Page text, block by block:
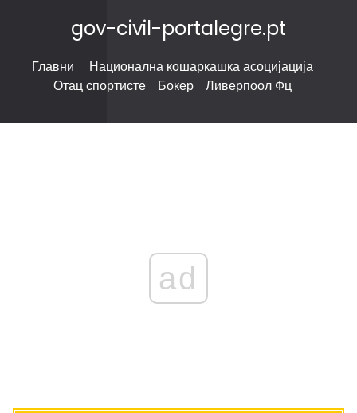
gov-civil-portalegre.pt
Главни
Национална кошаркашка асоцијација
Отац спортисте
Бокер Ливерпоол Фц
ad